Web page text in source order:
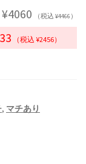
¥4060 （税込 ¥4466）
（税込 ¥2456）
, マチあり